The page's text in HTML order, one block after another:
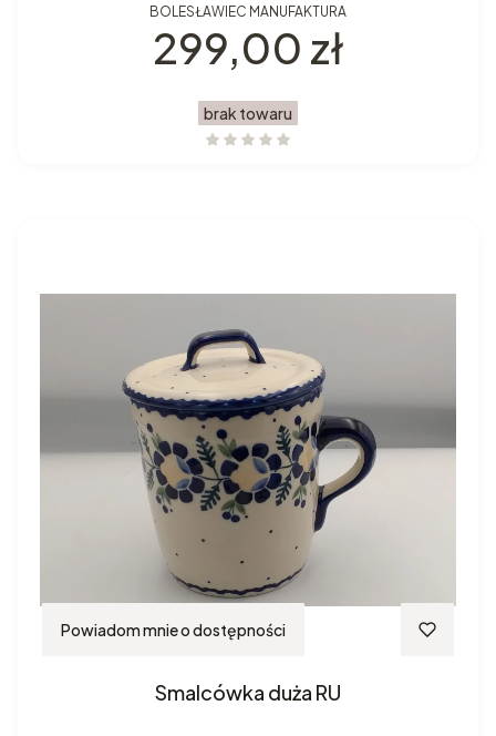
BOLESŁAWIEC MANUFAKTURA
Cena
299,00 zł
brak towaru
Powiadom mnie o dostępności
Smalcówka duża RU